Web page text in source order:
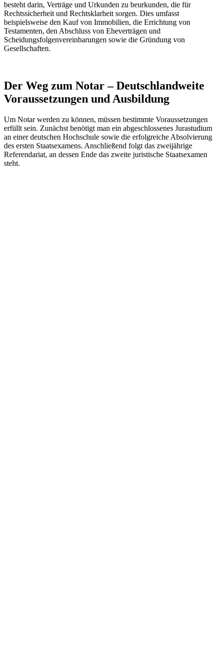
besteht darin, Verträge und Urkunden zu beurkunden, die für
Rechtssicherheit und Rechtsklarheit sorgen. Dies umfasst
beispielsweise den Kauf von Immobilien, die Errichtung von
Testamenten, den Abschluss von Eheverträgen und
Scheidungsfolgenvereinbarungen sowie die Gründung von
Gesellschaften.
Der Weg zum Notar – Deutschlandweite
Voraussetzungen und Ausbildung
Um Notar werden zu können, müssen bestimmte Voraussetzungen
erfüllt sein. Zunächst benötigt man ein abgeschlossenes Jurastudium
an einer deutschen Hochschule sowie die erfolgreiche Absolvierung
des ersten Staatsexamens. Anschließend folgt das zweijährige
Referendariat, an dessen Ende das zweite juristische Staatsexamen
steht.